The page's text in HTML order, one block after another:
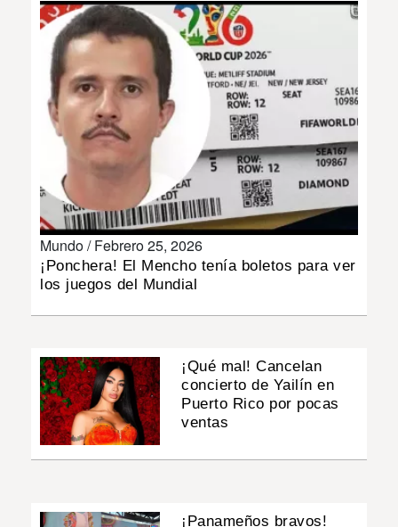
INSÓLITAS
MULTIMEDIA
IMPRESO
Mundo /Febrero 25, 2026
¡Ponchera! El Mencho tenía boletos para ver
los juegos del Mundial
¡Qué mal! Cancelan
concierto de Yailín en
Puerto Rico por pocas
ventas
¡Panameños bravos!